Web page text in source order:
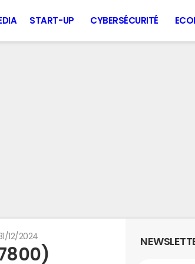
START-UP CYBERSÉCURITÉ
12/2024